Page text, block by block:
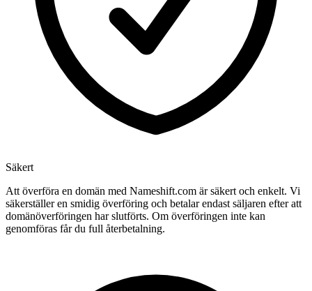
Säkert
Att överföra en domän med Nameshift.com är säkert och enkelt. Vi
säkerställer en smidig överföring och betalar endast säljaren efter att
domänöverföringen har slutförts. Om överföringen inte kan
genomföras får du full återbetalning.